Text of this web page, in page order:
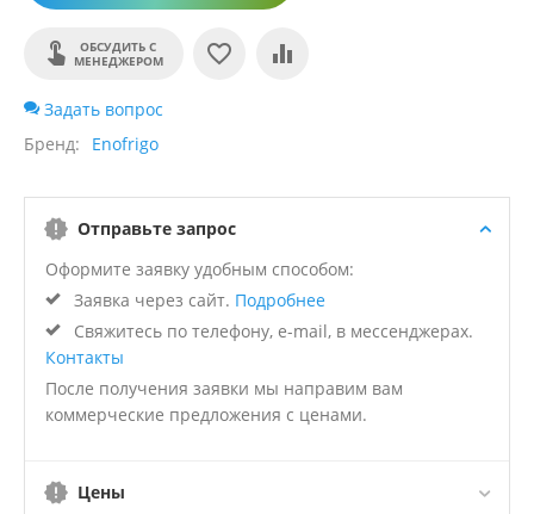
ОБСУДИТЬ С
МЕНЕДЖЕРОМ
Задать вопрос
Бренд
Enofrigo
Отправьте запрос
Оформите заявку удобным способом:
Заявка через сайт. Подробнее
Свяжитесь по телефону, e-mail, в мессенджерах.
Контакты
После получения заявки мы направим вам
коммерческие предложения с ценами.
Цены